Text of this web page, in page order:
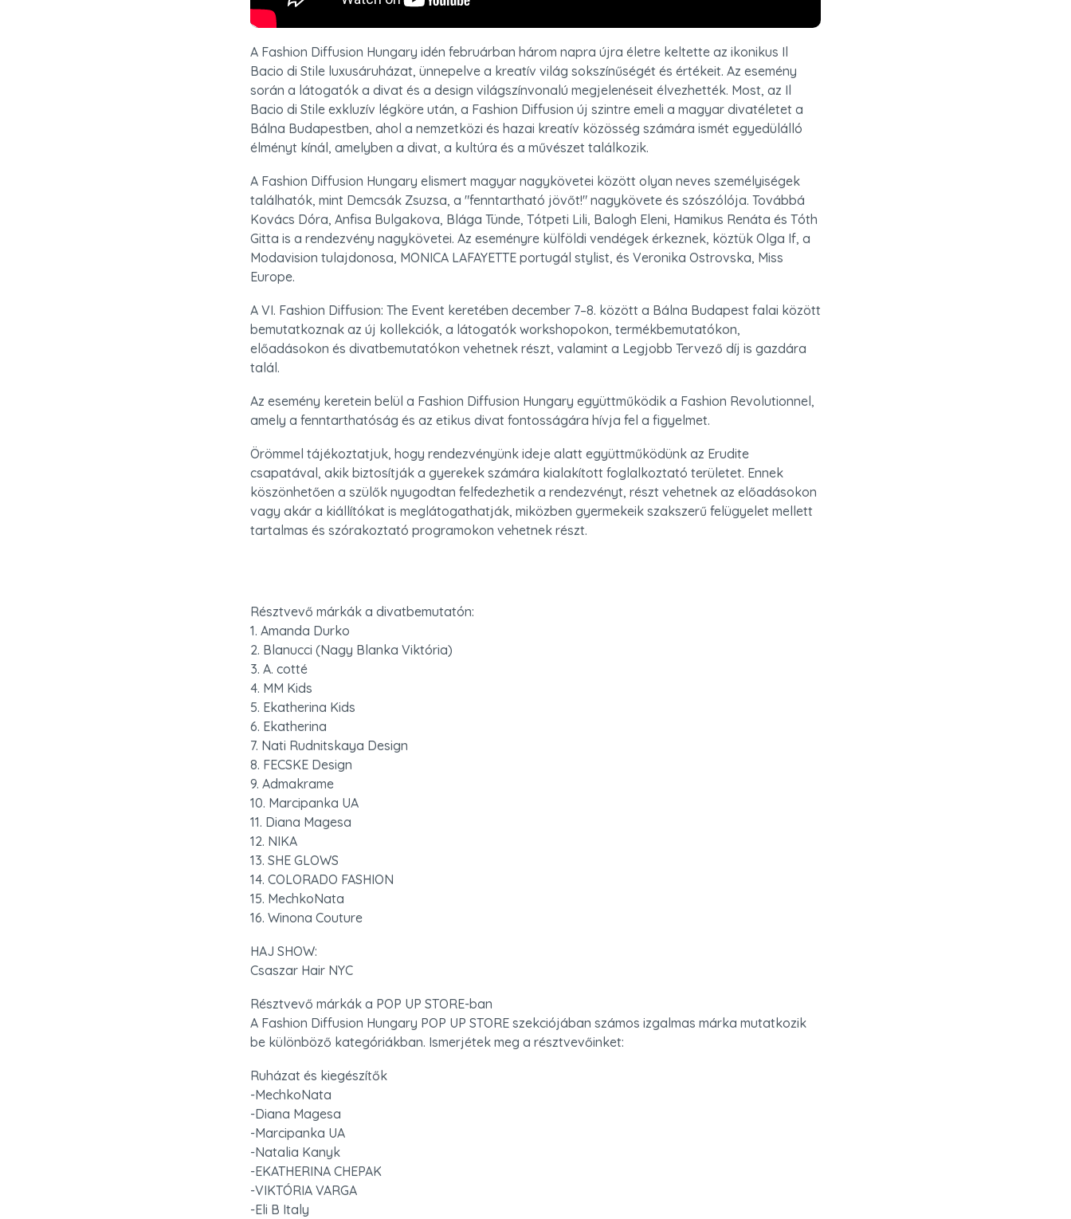
A Fashion Diffusion Hungary idén februárban három napra újra életre keltette az ikonikus Il
Bacio di Stile luxusáruházat, ünnepelve a kreatív világ sokszínűségét és értékeit. Az esemény
során a látogatók a divat és a design világszínvonalú megjelenéseit élvezhették. Most, az Il
Bacio di Stile exkluzív légköre után, a Fashion Diffusion új szintre emeli a magyar divatéletet a
Bálna Budapestben, ahol a nemzetközi és hazai kreatív közösség számára ismét egyedülálló
élményt kínál, amelyben a divat, a kultúra és a művészet találkozik.
A Fashion Diffusion Hungary elismert magyar nagykövetei között olyan neves személyiségek
találhatók, mint Demcsák Zsuzsa, a "fenntartható jövőt!" nagykövete és szószólója. Továbbá
Kovács Dóra, Anfisa Bulgakova, Blága Tünde, Tótpeti Lili, Balogh Eleni, Hamikus Renáta és Tóth
Gitta is a rendezvény nagykövetei. Az eseményre külföldi vendégek érkeznek, köztük Olga If, a
Modavision tulajdonosa, MONICA LAFAYETTE portugál stylist, és Veronika Ostrovska, Miss
Europe.
A VI. Fashion Diffusion: The Event keretében december 7–8. között a Bálna Budapest falai között
bemutatkoznak az új kollekciók, a látogatók workshopokon, termékbemutatókon,
előadásokon és divatbemutatókon vehetnek részt, valamint a Legjobb Tervező díj is gazdára
talál.
Az esemény keretein belül a Fashion Diffusion Hungary együttműködik a Fashion Revolutionnel,
amely a fenntarthatóság és az etikus divat fontosságára hívja fel a figyelmet.
Örömmel tájékoztatjuk, hogy rendezvényünk ideje alatt együttműködünk az Erudite
csapatával, akik biztosítják a gyerekek számára kialakított foglalkoztató területet. Ennek
köszönhetően a szülők nyugodtan felfedezhetik a rendezvényt, részt vehetnek az előadásokon
vagy akár a kiállítókat is meglátogathatják, miközben gyermekeik szakszerű felügyelet mellett
tartalmas és szórakoztató programokon vehetnek részt.
Résztvevő márkák a divatbemutatón:
1. Amanda Durko
2. Blanucci (Nagy Blanka Viktória)
3. A. cotté
4. MM Kids
5. Ekatherina Kids
6. Ekatherina
7. Nati Rudnitskaya Design
8. FECSKE Design
9. Admakrame
10. Marcipanka UA
11. Diana Magesa
12. NIKA
13. SHE GLOWS
14. COLORADO FASHION
15. MechkoNata
16. Winona Couture
HAJ SHOW:
Csaszar Hair NYC
Résztvevő márkák a POP UP STORE-ban
A Fashion Diffusion Hungary POP UP STORE szekciójában számos izgalmas márka mutatkozik
be különböző kategóriákban. Ismerjétek meg a résztvevőinket:
Ruházat és kiegészítők
-MechkoNata
-Diana Magesa
-Marcipanka UA
-Natalia Kanyk
-EKATHERINA CHEPAK
-VIKTÓRIA VARGA
-Eli B Italy